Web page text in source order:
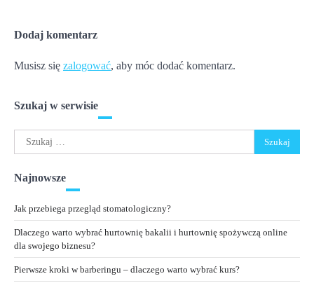
Dodaj komentarz
Musisz się zalogować, aby móc dodać komentarz.
Szukaj w serwisie
Szukaj:
Najnowsze
Jak przebiega przegląd stomatologiczny?
Dlaczego warto wybrać hurtownię bakalii i hurtownię spożywczą online
dla swojego biznesu?
Pierwsze kroki w barberingu – dlaczego warto wybrać kurs?